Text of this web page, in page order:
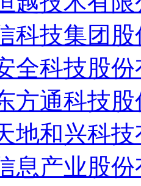
科技集团
全科技股
方通科技
地和兴科
息产业股